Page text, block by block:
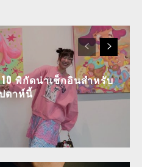
10 พิกัดน่าเช็กอินสำหรับ
ดาห์นี้